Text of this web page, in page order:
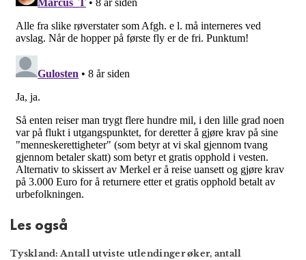
Les også
Tyskland: Antall utviste utlendinger øker, antall